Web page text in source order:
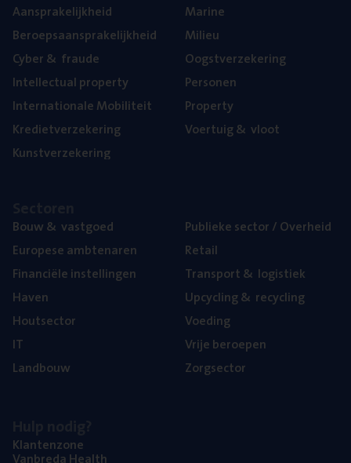
Aan­spra­ke­lijk­heid
Beroeps­aan­spra­ke­lijk­heid
Cyber& fraude
Intel­lec­tu­al property
Inter­na­ti­o­na­le Mobiliteit
Kre­diet­ver­ze­ke­ring
Kunst­ver­ze­ke­ring
Mari­ne
Mili­eu
Oogst­ver­ze­ke­ring
Per­so­nen
Pro­per­ty
Voer­tuig& vloot
Bouw& vastgoed
Euro­pe­se ambtenaren
Finan­ci­ë­le instellingen
Haven
Hout­sec­tor
IT
Land­bouw
Publie­ke sec­tor / Overheid
Retail
Trans­port& logistiek
Upcy­cling& recycling
Voe­ding
Vrije beroe­pen
Zorg­sec­tor
Klan­ten­zo­ne
Van­b­re­da Health